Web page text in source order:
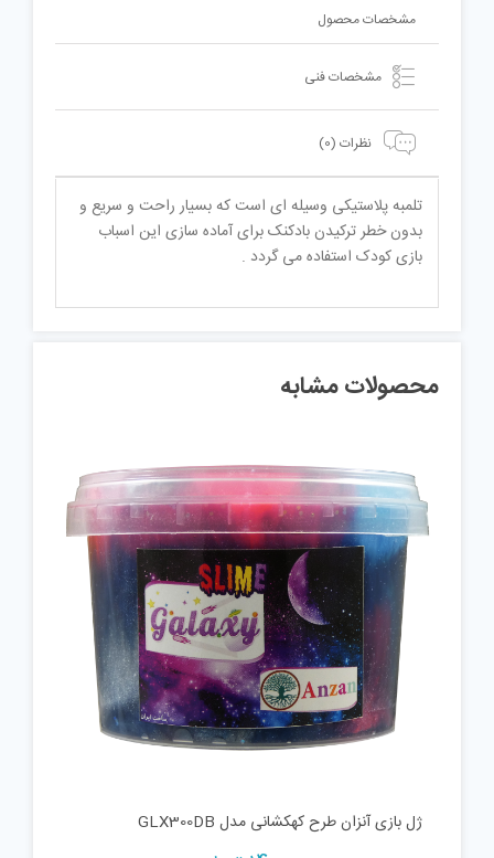
مشخصات محصول
مشخصات فنی
نظرات (0)
تلمبه پلاستیکی وسیله ای است که بسیار راحت و سریع و
بدون خطر ترکیدن بادکنک برای آماده سازی این اسباب
بازی کودک استفاده می گردد .
محصولات مشابه
ژل بازی آنزان طرح کهکشانی مدل GLX300DB